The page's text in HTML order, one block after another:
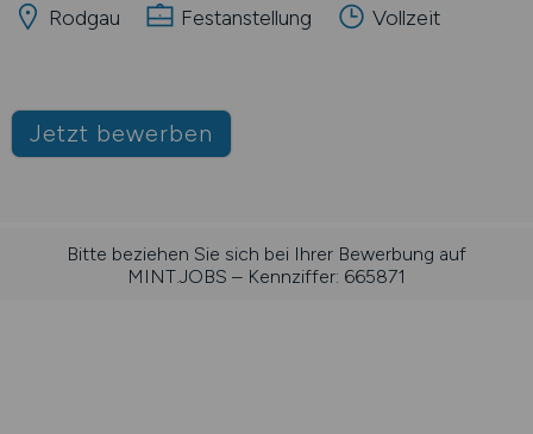
Rodgau Festanstellung Vollzeit
Jetzt bewerben
Bitte beziehen Sie sich bei Ihrer Bewerbung auf
MINT.JOBS – Kennziffer: 665871